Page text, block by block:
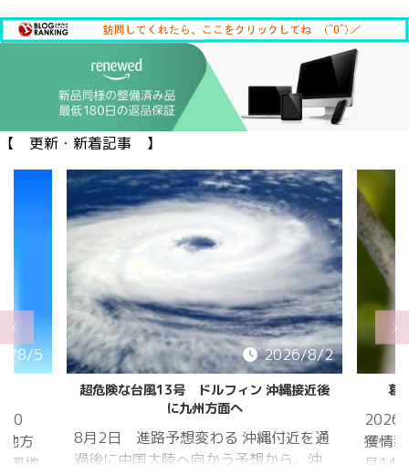
【 更新・新着記事 】
8/5
20
方
国地
2026/8/2
超危険な台風13号 ドルフィン 沖縄接近後
に九州方面へ
8月2日 進路予想変わる 沖縄付近を通
過後に中国大陸へ向かう予想から、沖
葛
2026
獲情
月14